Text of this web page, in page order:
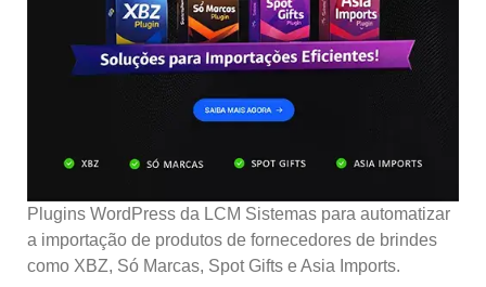
Plugins WordPress da LCM Sistemas para automatizar
a importação de produtos de fornecedores de brindes
como XBZ, Só Marcas, Spot Gifts e Asia Imports.